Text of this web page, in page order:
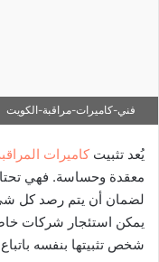
فني-كاميرات-مراقبة-الكويت
يُعد تثبيت كاميرات
معقدة وحساسة. فهي
لضمان أن يتم رصد كل
يمكن استئجار شركات
شخص تثبيتها بنفسه